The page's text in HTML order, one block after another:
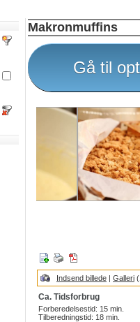
Makronmuffins
Gå til
Indsend billede | Galleri
Ca. Tidsforbrug
Forberedelsestid: 15 min.
Tilberedningstid: 18 min.